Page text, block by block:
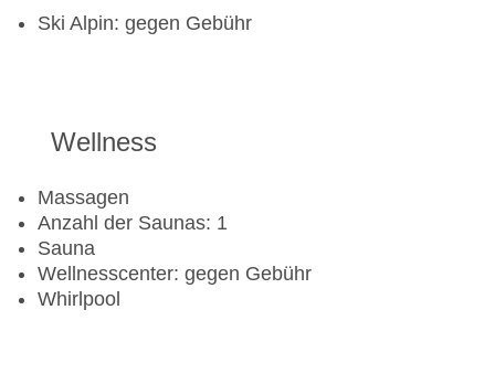
Ski Alpin: gegen Gebühr
Wellness
Massagen
Anzahl der Saunas: 1
Sauna
Wellnesscenter: gegen Gebühr
Whirlpool